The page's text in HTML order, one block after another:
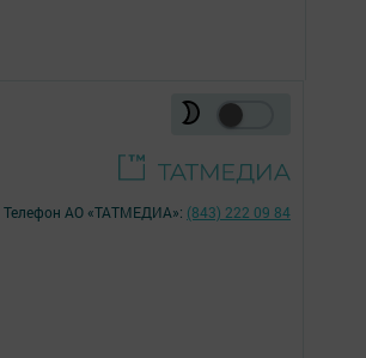
Телефон АО «ТАТМЕДИА»: (843) 222 09 84